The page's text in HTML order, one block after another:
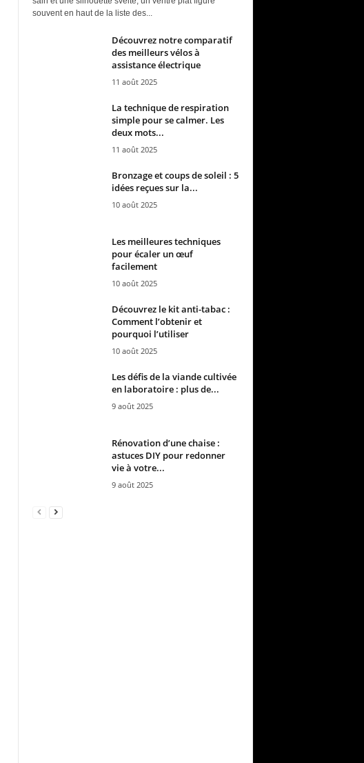
souvent en haut de la liste des...
Découvrez notre comparatif
des meilleurs vélos à
assistance électrique
11 août 2025
La technique de respiration
simple pour se calmer. Les
deux mots...
11 août 2025
Bronzage et coups de soleil : 5
idées reçues sur la...
10 août 2025
Les meilleures techniques
pour écaler un œuf
facilement
10 août 2025
Découvrez le kit anti-tabac :
Comment l’obtenir et
pourquoi l’utiliser
10 août 2025
Les défis de la viande cultivée
en laboratoire : plus de...
9 août 2025
Rénovation d’une chaise :
astuces DIY pour redonner
vie à votre...
9 août 2025